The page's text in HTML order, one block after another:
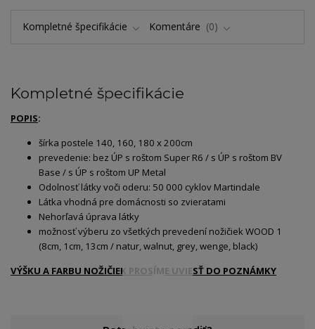
Kompletné špecifikácie Komentáre 0
Kompletné špecifikácie
POPIS:
šírka postele 140, 160, 180 x 200cm
prevedenie: bez ÚP s roštom Super R6 / s ÚP s roštom BV
Base / s ÚP s roštom UP Metal
Odolnosť látky voči oderu: 50 000 cyklov Martindale
Látka vhodná pre domácnosti so zvieratami
Nehorľavá úprava látky
možnosť výberu zo všetkých prevedení nožičiek WOOD 1
(8cm, 1cm, 13cm / natur, walnut, grey, wenge, black)
VÝŠKU A FARBU NOŽIČIEK PROSÍME UVIESŤ DO POZNÁMKY